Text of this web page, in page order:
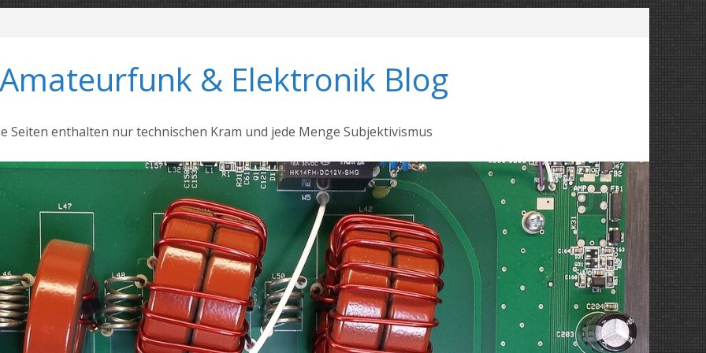
& Elektronik Blog
Seiten enthalten nur technischen Kram und jede Menge Subjektivismus